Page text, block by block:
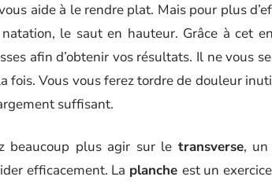
aide à le rendre plat. Mais pour plus
le saut en hauteur. Grâce à cet
afin d’obtenir vos résultats. Il ne vous
fois. Vous vous ferez tordre de douleur
suffisant.
beaucoup plus agir sur le transverse, un
efficacement. La planche est un